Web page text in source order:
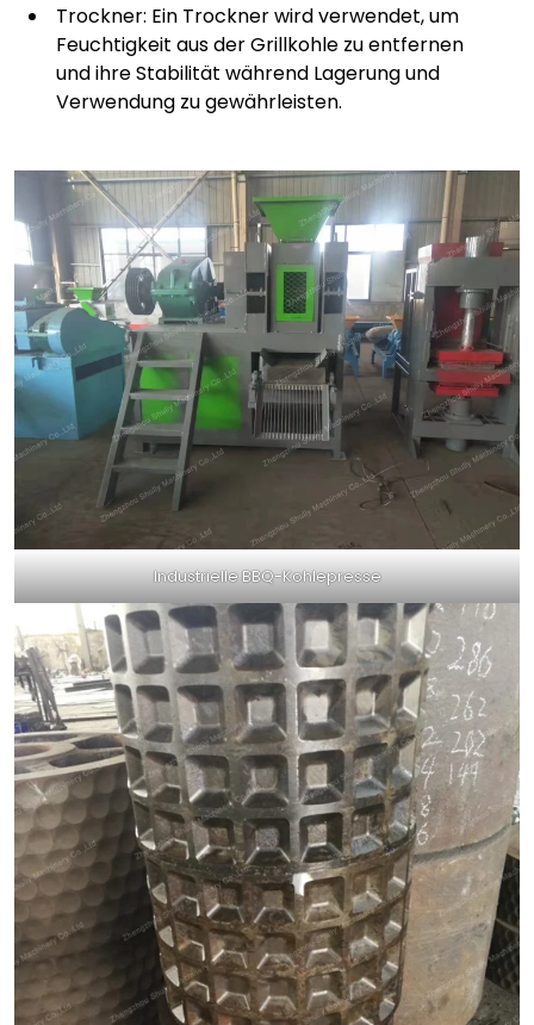
Trockner: Ein Trockner wird verwendet, um
Feuchtigkeit aus der Grillkohle zu entfernen
und ihre Stabilität während Lagerung und
Verwendung zu gewährleisten.
Industrielle BBQ-Kohlepresse